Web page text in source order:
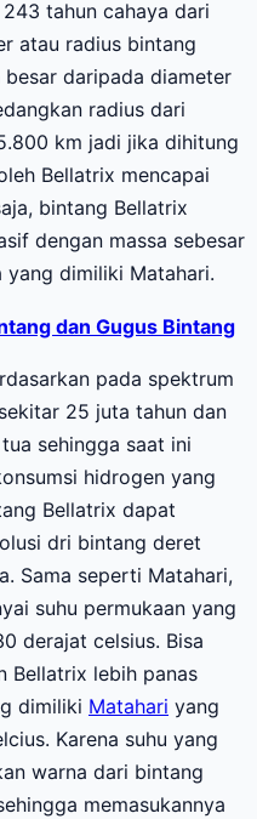
tahun cahaya dari
atau radius bintang
daripada diameter
radius dari
km jadi jika dihitung
Bellatrix mencapai
bintang Bellatrix
dengan massa sebesar
yang dimiliki Matahari.
dan Gugus Bintang
pada spektrum
25 juta tahun dan
sehingga saat ini
hidrogen yang
Bellatrix dapat
dri bintang deret
Sama seperti Matahari,
suhu permukaan yang
derajat celsius. Bisa
Bellatrix lebih panas
dimiliki Matahari yang
Karena suhu yang
warna dari bintang
memasukannya